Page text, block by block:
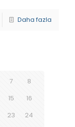
Daha fazla
7
8
15
16
23
24